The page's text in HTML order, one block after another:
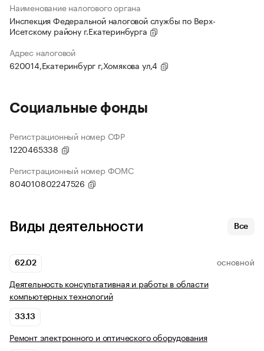
Наименование налогового органа
Инспекция Федеральной налоговой службы по Верх-
Исетскому району г.Екатеринбурга
Адрес налоговой
620014,Екатеринбург г,Хомякова ул,4
Социальные фонды
Регистрационный номер СФР
1220465338
Регистрационный номер ФОМС
804010802247526
Виды деятельности Все
62.02 ОСНОВНОЙ
Деятельность консультативная и работы в области
компьютерных технологий
33.13
Ремонт электронного и оптического оборудования